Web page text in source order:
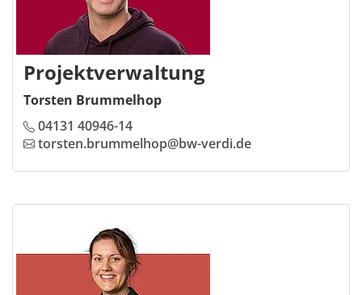
Projektverwaltung
Torsten Brummelhop
04131 40946-14
torsten.brummelhop@bw-verdi.de